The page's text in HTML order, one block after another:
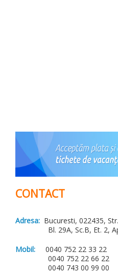
CONTACT
Adresa: Bucuresti, 022435,
Bl. 29A, Sc.B, Et. 2, Ap.
Mobil:
0040 752 22 33 22
0040 752 22 66 22
0040 743 00 99 00